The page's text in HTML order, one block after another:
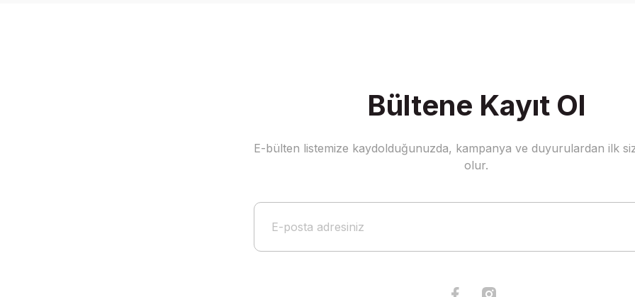
Gönder
Bültene Kayıt Ol
E-bülten listemize kaydolduğunuzda, kampanya ve duyurulardan ilk
olur.